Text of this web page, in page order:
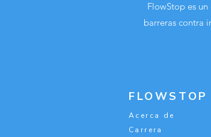
FlowStop es
barreras contra
FLOWSTOP
Acerca de
Carrera